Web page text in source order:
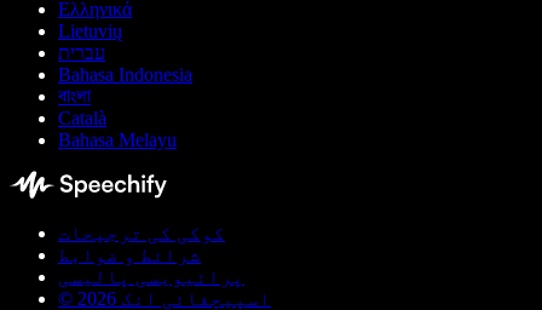
Ελληνικά
Lietuvių
עברית
Bahasa Indonesia
বাংলা
Català
Bahasa Melayu
کوکی کی ترجیحات
شرائط و ضوابط
پرائیویسی پالیسی
© اسپیچفائی انک 2026